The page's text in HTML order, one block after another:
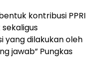
kontribusi PPRI
dilakukan oleh
jawab” Pungkas